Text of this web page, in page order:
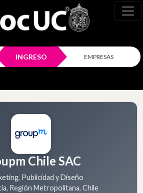
INGRESO EMPRESAS
Chile SAC
Publicidad y Diseño
Región Metropolitana, Chile